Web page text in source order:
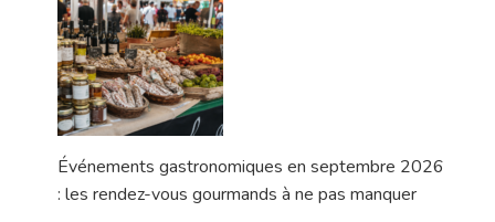
Événements gastronomiques en septembre 2026
: les rendez-vous gourmands à ne pas manquer